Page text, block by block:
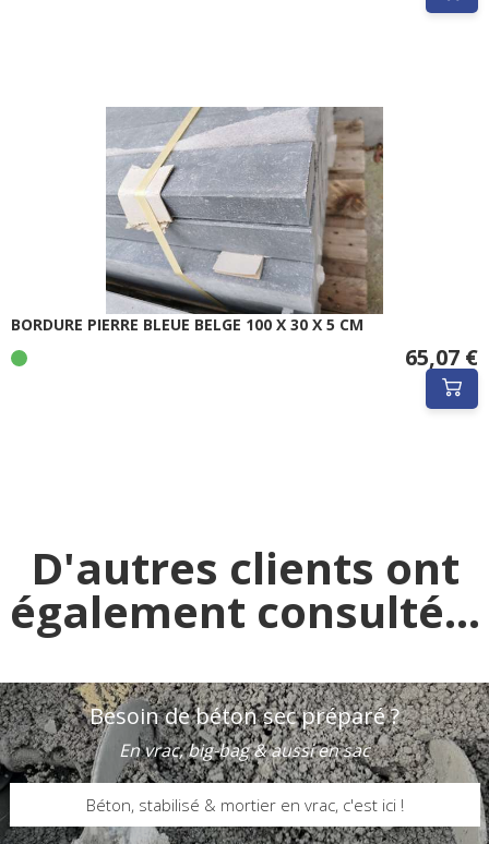
BORDURE PIERRE BLEUE BELGE 100 X 30 X 5 CM
65,07 €
D'autres clients ont
également consulté...
Besoin de béton sec préparé ?
En vrac, big-bag & aussi en sac
Béton, stabilisé & mortier en vrac, c'est ici !